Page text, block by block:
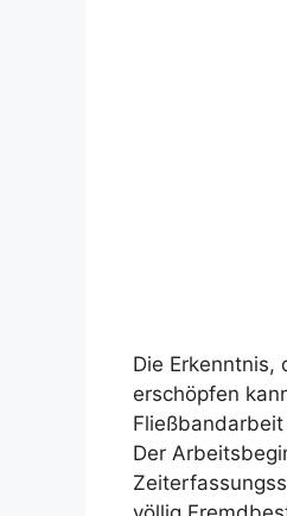
Die
erschöpfen
Der